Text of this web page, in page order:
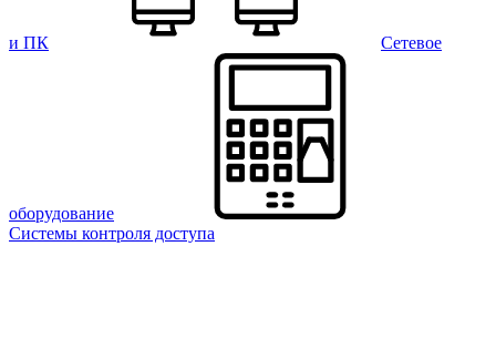
и ПК Сетевое
оборудование
Системы контроля доступа